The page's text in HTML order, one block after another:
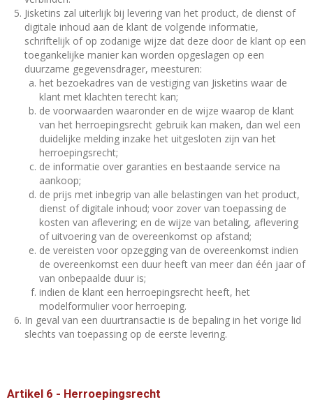
Jisketins zal uiterlijk bij levering van het product, de dienst of
digitale inhoud aan de klant de volgende informatie,
schriftelijk of op zodanige wijze dat deze door de klant op een
toegankelijke manier kan worden opgeslagen op een
duurzame gegevensdrager, meesturen:
het bezoekadres van de vestiging van Jisketins waar de
klant met klachten terecht kan;
de voorwaarden waaronder en de wijze waarop de klant
van het herroepingsrecht gebruik kan maken, dan wel een
duidelijke melding inzake het uitgesloten zijn van het
herroepingsrecht;
de informatie over garanties en bestaande service na
aankoop;
de prijs met inbegrip van alle belastingen van het product,
dienst of digitale inhoud; voor zover van toepassing de
kosten van aflevering; en de wijze van betaling, aflevering
of uitvoering van de overeenkomst op afstand;
de vereisten voor opzegging van de overeenkomst indien
de overeenkomst een duur heeft van meer dan één jaar of
van onbepaalde duur is;
indien de klant een herroepingsrecht heeft, het
modelformulier voor herroeping.
In geval van een duurtransactie is de bepaling in het vorige lid
slechts van toepassing op de eerste levering.
Artikel 6 - Herroepingsrecht